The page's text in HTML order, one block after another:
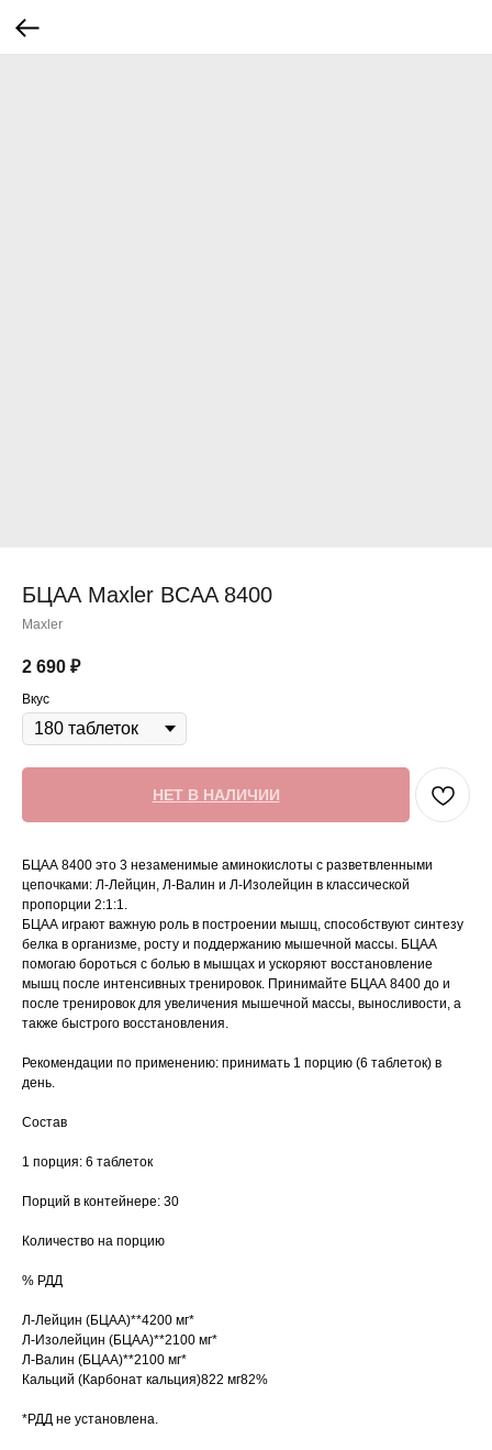
БЦАА Maxler BCAA 8400
Maxler
2 690 ₽
Вкус
НЕТ В НАЛИЧИИ
БЦАА 8400 это 3 незаменимые аминокислоты с разветвленными
цепочками: Л-Лейцин, Л-Валин и Л-Изолейцин в классической
пропорции 2:1:1.
БЦАА играют важную роль в построении мышц, способствуют синтезу
белка в организме, росту и поддержанию мышечной массы. БЦАА
помогаю бороться с болью в мышцах и ускоряют восстановление
мышц после интенсивных тренировок. Принимайте БЦАА 8400 до и
после тренировок для увеличения мышечной массы, выносливости, а
также быстрого восстановления.
Рекомендации по применению: принимать 1 порцию (6 таблеток) в
день.
Состав
1 порция: 6 таблеток
Порций в контейнере: 30
Количество на порцию
% РДД
Л-Лейцин (БЦАА)**4200 мг*
Л-Изолейцин (БЦАА)**2100 мг*
Л-Валин (БЦАА)**2100 мг*
Кальций (Карбонат кальция)822 мг82%
*РДД не установлена.